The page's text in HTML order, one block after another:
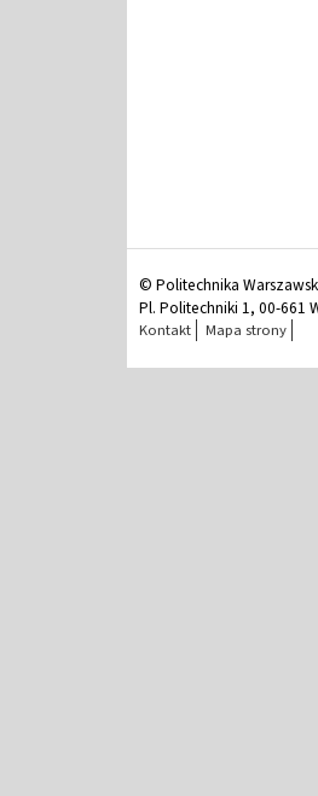
© Politechnika
Pl. Politechniki 1, 00-661
Kontakt Mapa strony